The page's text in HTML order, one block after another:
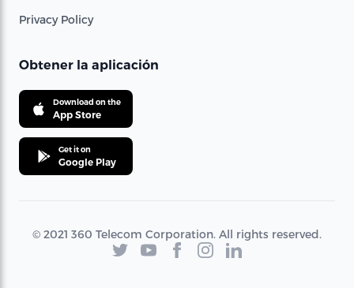
Privacy Policy
Obtener la aplicación
Download on the
App Store
Get it on
Google Play
© 2021 360 Telecom Corporation. All rights reserved.